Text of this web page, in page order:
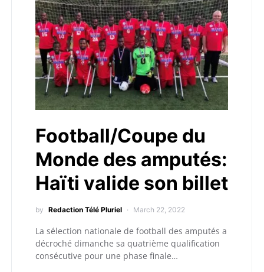
Football/Coupe du
Monde des amputés:
Haïti valide son billet
by Redaction Télé Pluriel March 22, 2022
La sélection nationale de football des amputés a
décroché dimanche sa quatrième qualification
consécutive pour une phase finale…